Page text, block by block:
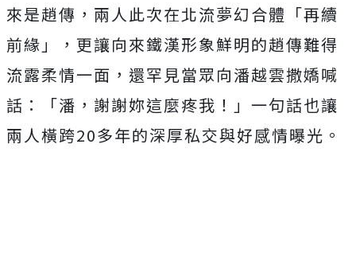
來是趙傳，兩人此次在北流夢幻合體「再續
前緣」，更讓向來鐵漢形象鮮明的趙傳難得
流露柔情一面，還罕見當眾向潘越雲撒嬌喊
話：「潘，謝謝妳這麼疼我！」一句話也讓
兩人橫跨20多年的深厚私交與好感情曝光。